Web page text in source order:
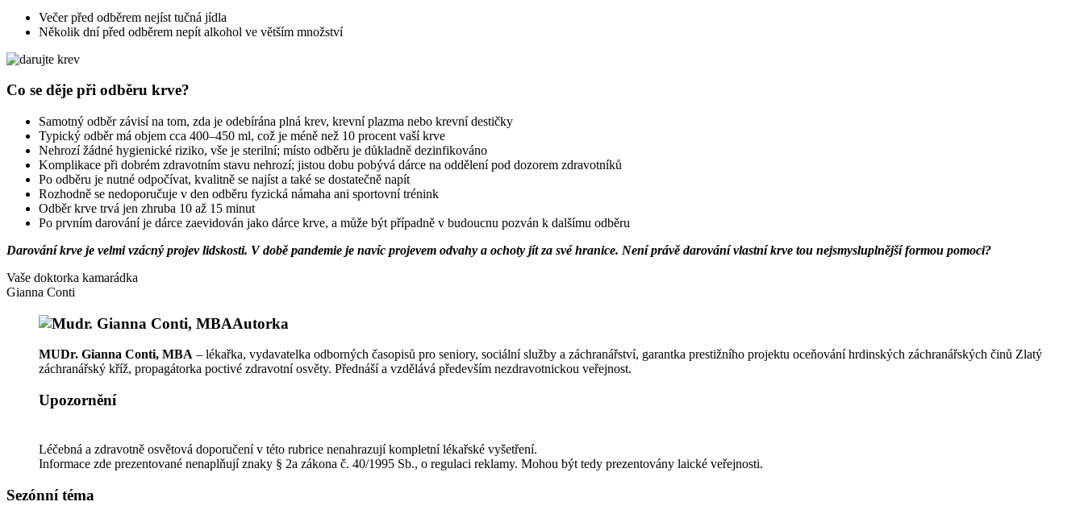
Večer před odběrem nejíst tučná jídla
Několik dní před odběrem nepít alkohol ve větším množství
Co se děje při odběru krve?
Samotný odběr závisí na tom, zda je odebírána plná krev, krevní plazma nebo krevní destičky
Typický odběr má objem cca 400–450 ml, což je méně než 10 procent vaší krve
Nehrozí žádné hygienické riziko, vše je sterilní; místo odběru je důkladně dezinfikováno
Komplikace při dobrém zdravotním stavu nehrozí; jistou dobu pobývá dárce na oddělení pod dozorem zdravotníků
Po odběru je nutné odpočívat, kvalitně se najíst a také se dostatečně napít
Rozhodně se nedoporučuje v den odběru fyzická námaha ani sportovní trénink
Odběr krve trvá jen zhruba 10 až 15 minut
Po prvním darování je dárce zaevidován jako dárce krve, a může být případně v budoucnu pozván k dalšímu odběru
Darování krve je velmi vzácný projev lidskosti. V době pandemie je navíc projevem odvahy a ochoty jít za své hranice. Není právě darování vlastní krve tou nejsmysluplnější formou pomoci?
Vaše doktorka kamarádka
Gianna Conti
Autorka
MUDr. Gianna Conti, MBA – lékařka, vydavatelka odborných časopisů pro seniory, sociální služby a záchranářství, garantka prestižního projektu oceňování hrdinských záchranářských činů Zlatý
záchranářský kříž, propagátorka poctivé zdravotní osvěty. Přednáší a vzdělává především nezdravotnickou veřejnost.
Upozornění
Léčebná a zdravotně osvětová doporučení v této rubrice nenahrazují kompletní lékařské vyšetření.
Informace zde prezentované nenaplňují znaky § 2a zákona č. 40/1995 Sb., o regulaci reklamy. Mohou být tedy prezentovány laické veřejnosti.
Sezónní téma